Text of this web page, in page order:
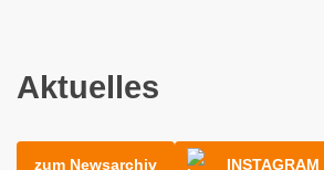
Aktuelles
zum Newsarchiv INSTAGRAM